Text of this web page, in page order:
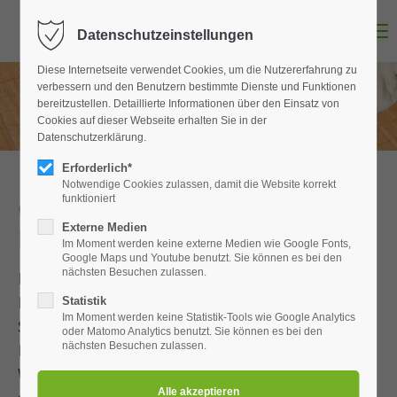
Login
Benutzername
Passwort
Anmelden
Register
Support
Lorem ipsum dolor sit amet:
Gesichtspflege und Ästhetische
Kosmetik
Pflege beginnt bei der Reinigung!
Denken Sie daran, denn Sie haben nur 1 Haut.
Schönheit ist kein Geschenk, sondern eine
Lebenseinstellung.
Wir bieten Ihnen innovative Behandlungen mit
Datenschutzeinstellungen
Diese Internetseite verwendet Cookies, um die Nutzererfahrung zu
verbessern und den Benutzern bestimmte Dienste und Funktionen
bereitzustellen. Detaillierte Informationen über den Einsatz von
Cookies auf dieser Webseite erhalten Sie in der
Datenschutzerklärung.
Erforderlich*
Notwendige Cookies zulassen, damit die Website korrekt
funktioniert
Externe Medien
Im Moment werden keine externe Medien wie Google Fonts,
Google Maps und Youtube benutzt. Sie können es bei den
nächsten Besuchen zulassen.
Statistik
Im Moment werden keine Statistik-Tools wie Google Analytics
oder Matomo Analytics benutzt. Sie können es bei den
nächsten Besuchen zulassen.